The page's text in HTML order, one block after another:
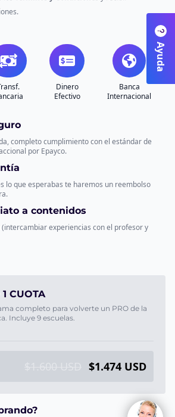
Ayuda
Dinero
Efectivo
Banca
Internacional
completo cumplimiento con el estándar de
por Epayco.
lo que esperabas te haremos un reembolso
a contenidos
experiencias con el profesor y
CUOTA
completo para volverte un PRO de la
Incluye 9 escuelas.
$1.474 USD